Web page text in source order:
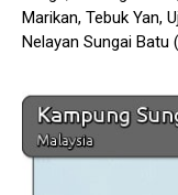
Marikan, Tebuk Yan,
Nelayan Sungai Batu